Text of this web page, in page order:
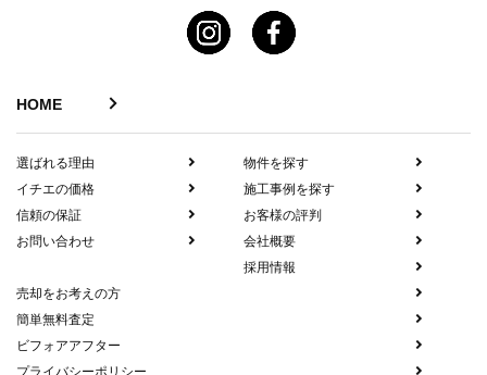
HOME
選ばれる理由
イチエの価格
信頼の保証
お問い合わせ
物件を探す
施工事例を探す
お客様の評判
会社概要
採用情報
売却をお考えの方
簡単無料査定
ビフォアアフター
プライバシーポリシー